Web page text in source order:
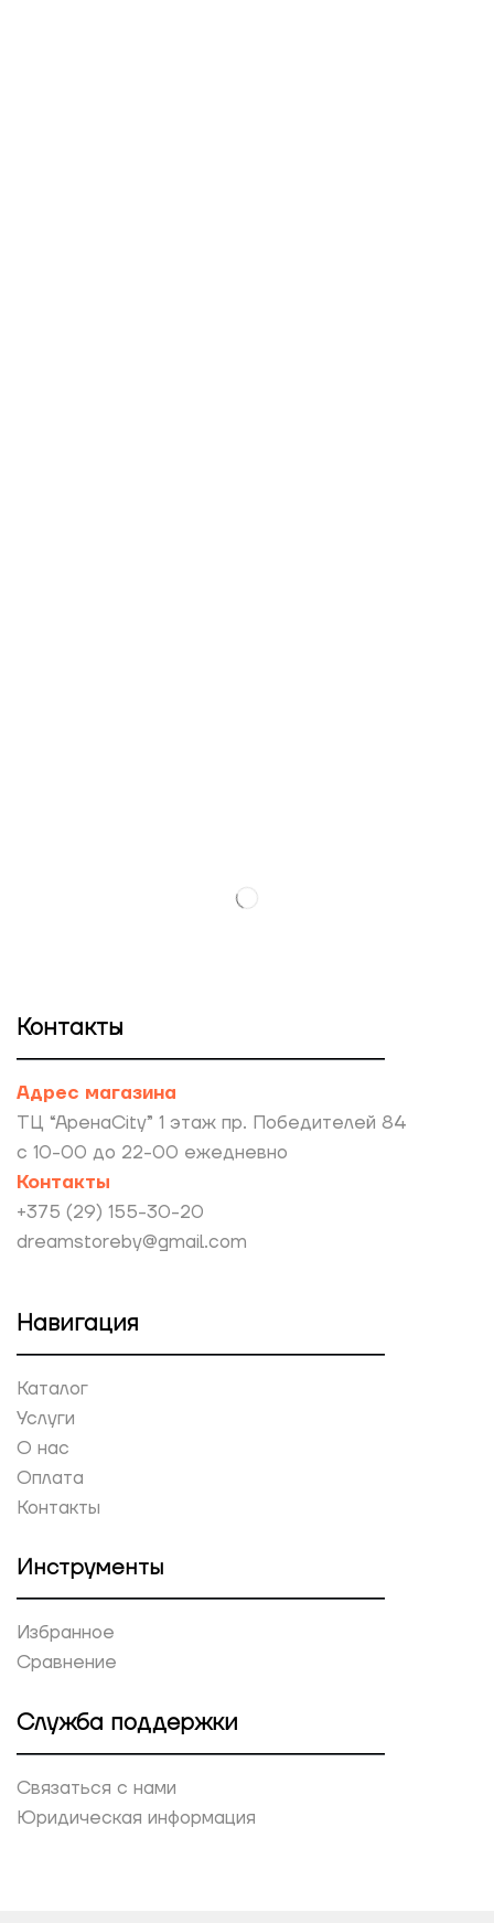
Контакты
Адрес магазина
ТЦ “АренаCity” 1 этаж пр. Победителей 84
с 10-00 до 22-00 ежедневно
Контакты
+375 (29) 155-30-20
dreamstoreby@gmail.com
Навигация
Каталог
Услуги
О нас
Оплата
Контакты
Инструменты
Избранное
Сравнение
Служба поддержки
Связаться с нами
Юридическая информация